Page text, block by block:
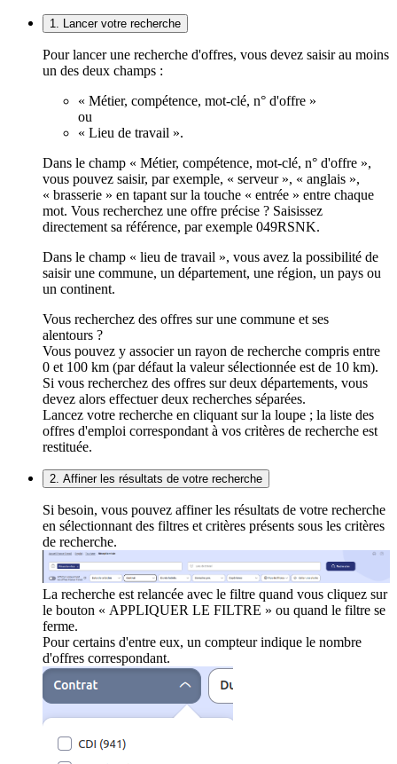
1. Lancer votre recherche
Pour lancer une recherche d'offres, vous devez saisir au moins
un des deux champs :
« Métier, compétence, mot-clé, n° d'offre »
ou
« Lieu de travail ».
Dans le champ « Métier, compétence, mot-clé, n° d'offre »,
vous pouvez saisir, par exemple, « serveur », « anglais »,
« brasserie » en tapant sur la touche « entrée » entre chaque
mot. Vous recherchez une offre précise ? Saisissez
directement sa référence, par exemple 049RSNK.
Dans le champ « lieu de travail », vous avez la possibilité de
saisir une commune, un département, une région, un pays ou
un continent.
Vous recherchez des offres sur une commune et ses
alentours ?
Vous pouvez y associer un rayon de recherche compris entre
0 et 100 km (par défaut la valeur sélectionnée est de 10 km).
Si vous recherchez des offres sur deux départements, vous
devez alors effectuer deux recherches séparées.
Lancez votre recherche en cliquant sur la loupe ; la liste des
offres d'emploi correspondant à vos critères de recherche est
restituée.
2. Affiner les résultats de votre recherche
Si besoin, vous pouvez affiner les résultats de votre recherche
en sélectionnant des filtres et critères présents sous les critères
de recherche.
La recherche est relancée avec le filtre quand vous cliquez sur
le bouton « APPLIQUER LE FILTRE » ou quand le filtre se
ferme.
Pour certains d'entre eux, un compteur indique le nombre
d'offres correspondant.